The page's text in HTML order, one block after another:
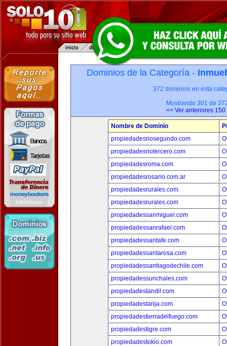
Dominios de la Categoría -
372 dominios en esta
Mostrando 301 de
<< Ver anteriores 150
Nombre de Dominio
propiedadesriosegundo.com
propiedadesriotercero.com
propiedadesroma.com
propiedadesrosario.com.ar
propiedadesrurales.com
propiedadesrurales.com
propiedadessanmiguel.com
propiedadessanrafael.com
propiedadessantafe.com
propiedadessantarosa.com
propiedadessantiagodechile.com
propiedadessunchales.com
propiedadestandil.com
propiedadestarija.com
propiedadestierradelfuego.com
propiedadestigre.com
propiedadestokio.com